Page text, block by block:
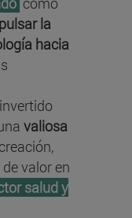
la
hacia
valiosa
valor en
salud y